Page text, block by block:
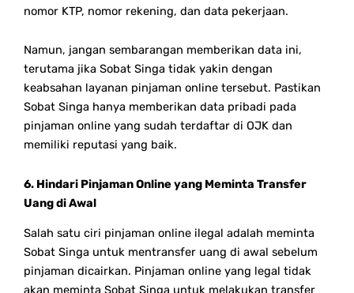
nomor KTP, nomor rekening, dan data pekerjaan.
Namun, jangan sembarangan memberikan data ini,
terutama jika Sobat Singa tidak yakin dengan
keabsahan layanan pinjaman online tersebut. Pastikan
Sobat Singa hanya memberikan data pribadi pada
pinjaman online yang sudah terdaftar di OJK dan
memiliki reputasi yang baik.
6. Hindari Pinjaman Online yang Meminta Transfer
Uang di Awal
Salah satu ciri pinjaman online ilegal adalah meminta
Sobat Singa untuk mentransfer uang di awal sebelum
pinjaman dicairkan. Pinjaman online yang legal tidak
akan meminta Sobat Singa untuk melakukan transfer